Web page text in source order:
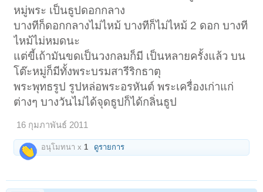
หมู่พระ เป็นธูปดอกกลาง
บางทีก็ดอกกลางไม่ไหม้ บางทีก็ไม่ไหม้ 2 ดอก บางที
ไหม้ไม่หมดนะ
แต่ขี้เถ้ามันขดเป็นวงกลมก็มี เป็นหลายครั้งแล้ว บน
โต๊ะหมู่ก็มีทั้งพระบรมสารีริกธาตุ
พระพุทธรูป รูปหล่อพระอรหันต์ พระเครื่องเก่าแก่
ต่างๆ บางวันไม่ได้จุดธูปก็ได้กลิ่นธูป
16 กุมภาพันธ์ 2011
อนุโมทนา x 1 ดูรายการ